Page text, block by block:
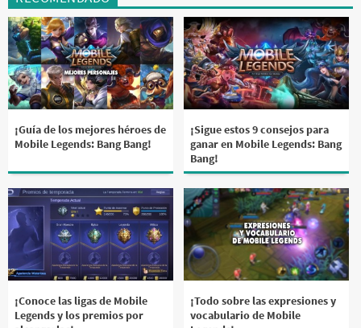
¡Guía de los mejores héroes de
Mobile Legends: Bang Bang!
¡Sigue estos 9 consejos para
ganar en Mobile Legends: Bang
Bang!
¡Conoce las ligas de Mobile
Legends y los premios por
¡Todo sobre las expresiones y
vocabulario de Mobile